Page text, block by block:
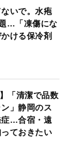
ないで。水疱
…「凍傷にな
ける保冷剤
「清潔で品数
」静岡のス
症…合宿・遠
ておきたい